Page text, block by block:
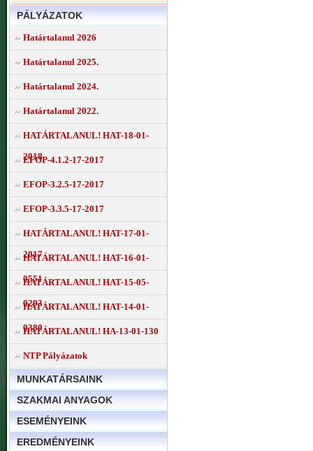
PÁLYÁZATOK
Határtalanul 2026
Határtalanul 2025.
Határtalanul 2024.
Határtalanul 2022.
HATÁRTALANUL! HAT-18-01-
2018
EFOP-4.1.2-17-2017
EFOP-3.2.5-17-2017
EFOP-3.3.5-17-2017
HATÁRTALANUL! HAT-17-01-
2017
HATÁRTALANUL! HAT-16-01-
0551
HATÁRTALANUL! HAT-15-05-
0293
HATÁRTALANUL! HAT-14-01-
0380
HATÁRTALANUL! HA-13-01-130
NTP Pályázatok
MUNKATÁRSAINK
SZAKMAI ANYAGOK
ESEMÉNYEINK
EREDMÉNYEINK